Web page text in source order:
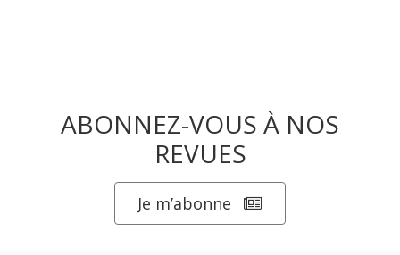
ABONNEZ-VOUS À NOS
REVUES
Je m’abonne